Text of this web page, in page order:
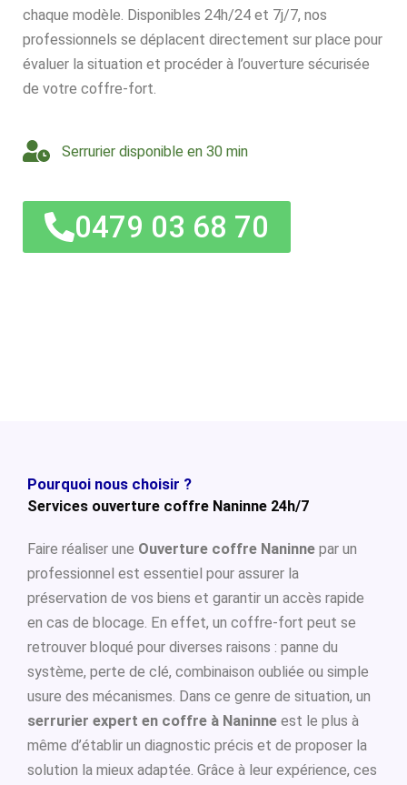
chaque modèle. Disponibles 24h/24 et 7j/7, nos
professionnels se déplacent directement sur place pour
évaluer la situation et procéder à l’ouverture sécurisée
de votre coffre-fort.
Serrurier disponible en 30 min
0479 03 68 70
Pourquoi nous choisir ?
Services ouverture coffre Naninne 24h/7
Faire réaliser une Ouverture coffre Naninne par un
professionnel est essentiel pour assurer la
préservation de vos biens et garantir un accès rapide
en cas de blocage. En effet, un coffre-fort peut se
retrouver bloqué pour diverses raisons : panne du
système, perte de clé, combinaison oubliée ou simple
usure des mécanismes. Dans ce genre de situation, un
serrurier expert en coffre à Naninne est le plus à
même d’établir un diagnostic précis et de proposer la
solution la mieux adaptée. Grâce à leur expérience, ces